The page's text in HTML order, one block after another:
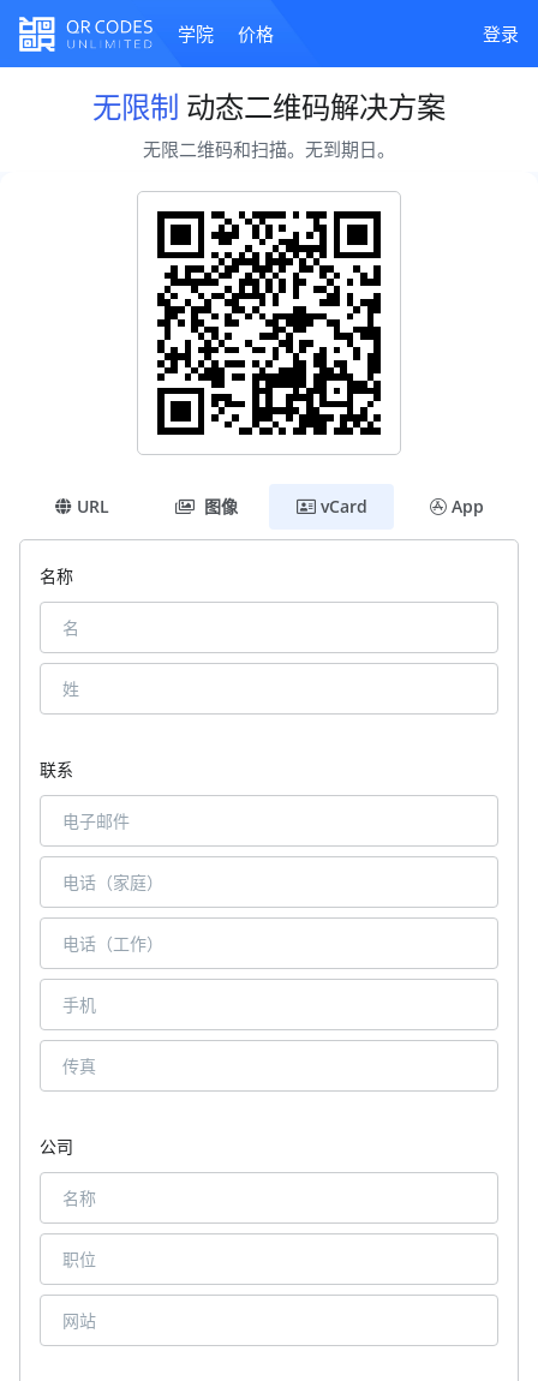
学院 价格 登录
无限制 动态二维码解决方案
无限二维码和扫描。无到期日。
URL 图像 vCard App
名称
联系
公司